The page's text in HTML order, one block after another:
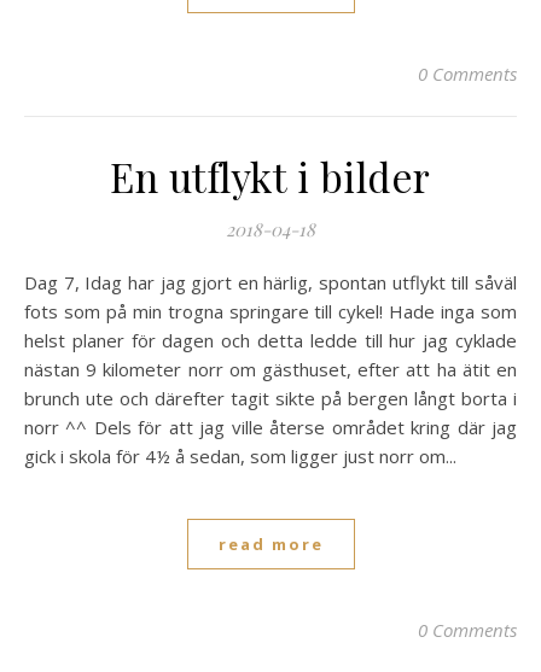
0 Comments
En utflykt i bilder
2018-04-18
Dag 7, Idag har jag gjort en härlig, spontan utflykt till såväl
fots som på min trogna springare till cykel! Hade inga som
helst planer för dagen och detta ledde till hur jag cyklade
nästan 9 kilometer norr om gästhuset, efter att ha ätit en
brunch ute och därefter tagit sikte på bergen långt borta i
norr ^^ Dels för att jag ville återse området kring där jag
gick i skola för 4½ å sedan, som ligger just norr om...
read more
0 Comments